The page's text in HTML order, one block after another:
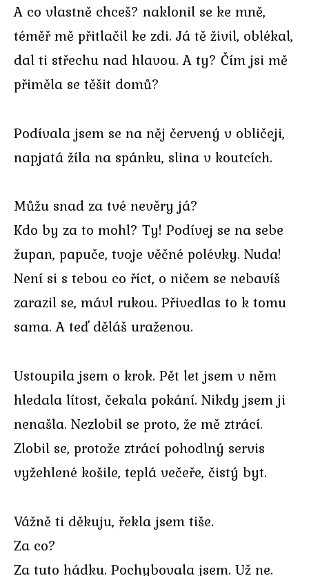
A co vlastně chceš? naklonil se ke mně,
téměř mě přitlačil ke zdi. Já tě živil, oblékal,
dal ti střechu nad hlavou. A ty? Čím jsi mě
přiměla se těšit domů?
Podívala jsem se na něj červený v obličeji,
napjatá žíla na spánku, slina v koutcích.
Můžu snad za tvé nevěry já?
Kdo by za to mohl? Ty! Podívej se na sebe
župan, papuče, tvoje věčné polévky. Nuda!
Není si s tebou co říct, o ničem se nebavíš
zarazil se, mávl rukou. Přivedlas to k tomu
sama. A teď děláš uraženou.
Ustoupila jsem o krok. Pět let jsem v něm
hledala lítost, čekala pokání. Nikdy jsem ji
nenašla. Nezlobil se proto, že mě ztrácí.
Zlobil se, protože ztrácí pohodlný servis
vyžehlené košile, teplá večeře, čistý byt.
Vážně ti děkuju, řekla jsem tiše.
Za co?
Za tuto hádku. Pochybovala jsem. Už ne.